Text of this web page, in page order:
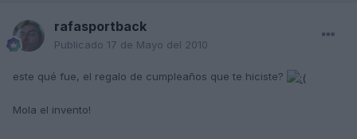
rafasportback
Publicado 17 de Mayo del 2010
este qué fue, el regalo de cumpleaños que te hiciste?
Mola el invento!